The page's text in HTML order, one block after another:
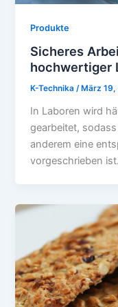
Produkte
Sicheres
hochwertiger
K-Technika/ März
In Laboren wird
gearbeitet,
anderem eine
vorgeschrieben